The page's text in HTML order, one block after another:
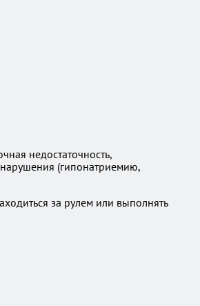
недостаточность,
(гипонатриемию,
за рулем или выполнять